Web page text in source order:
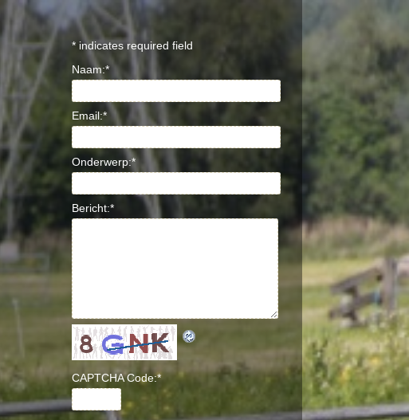
* indicates required field
Naam:*
Email:*
Onderwerp:*
Bericht:*
CAPTCHA Code:*